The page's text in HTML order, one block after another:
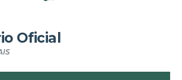
Oficial